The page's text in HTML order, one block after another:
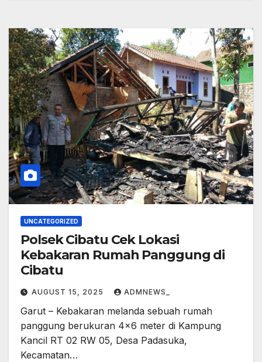
UNCATEGORIZED
Polsek Cibatu Cek Lokasi
Kebakaran Rumah Panggung di
Cibatu
AUGUST 15, 2025 ADMNEWS_
Garut – Kebakaran melanda sebuah rumah
panggung berukuran 4×6 meter di Kampung
Kancil RT 02 RW 05, Desa Padasuka,
Kecamatan…